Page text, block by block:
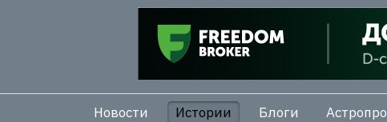
Новости Истории Блоги